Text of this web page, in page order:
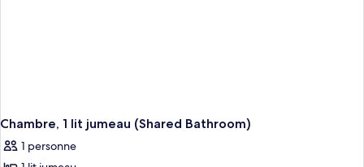
Chambre, 1 lit jumeau (Shared Bathroom)
1 personne